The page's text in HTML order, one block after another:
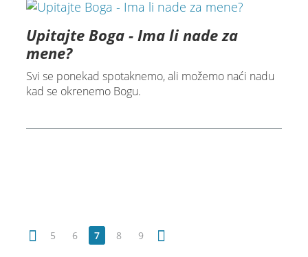
Upitajte Boga - Ima li nade za
mene?
Svi se ponekad spotaknemo, ali možemo naći nadu
kad se okrenemo Bogu.
5 6 7 8 9